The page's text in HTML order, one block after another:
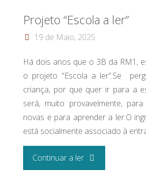
Projeto “Escola a ler”
19 de Maio, 2025
Há dois anos que o 3B da RM1,
o projeto “Escola a ler”.Se
criança, por que quer ir para a
será, muito provavelmente,
novas e para aprender a ler.O
está socialmente associado à
Continuar a ler"Projeto “Escola